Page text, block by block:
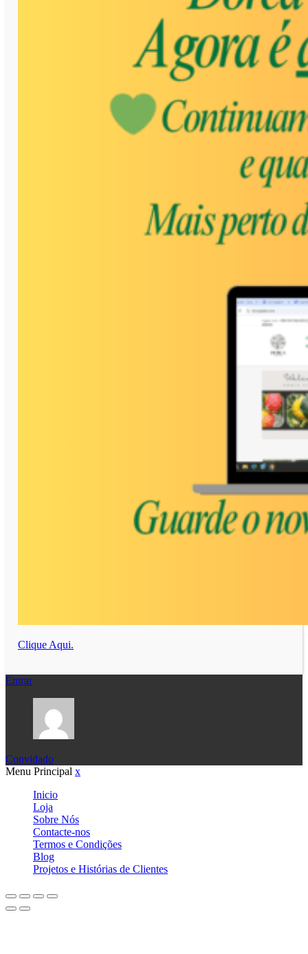
Clique Aqui.
Entrar
Convidado
Menu Principal x
Inicio
Loja
Sobre Nós
Contacte-nos
Termos e Condições
Blog
Projetos e Histórias de Clientes